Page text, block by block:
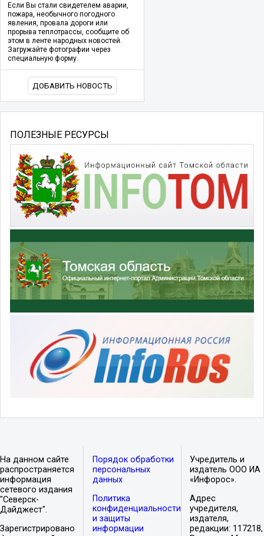
Если Вы стали свидетелем аварии,
пожара, необычного погодного
явления, провала дороги или
прорыва теплотрассы, сообщите об
этом в ленте народных новостей.
Загружайте фотографии через
специальную форму.
ДОБАВИТЬ НОВОСТЬ
ПОЛЕЗНЫЕ РЕСУРСЫ
На данном сайте
распространяется
информация
сетевого издания
"Северск-
Дайджест".
Зарегистрировано
Порядок обработки
персональных
данных
Политика
конфиденциальности
и защиты
информации
Учредитель и
издатель ООО ИА
«Инфорос».
Адрес
учредителя,
издателя,
редакции: 117218,